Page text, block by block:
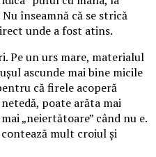
înseamnă că se strică
unde a fost atins.
Pe un urs mare, materialul
ascunde mai bine micile
că firele acoperă
poate arăta mai
„neiertătoare” când nu e.
contează mult croiul și